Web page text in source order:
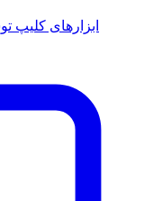
ابزارهای کلیپ